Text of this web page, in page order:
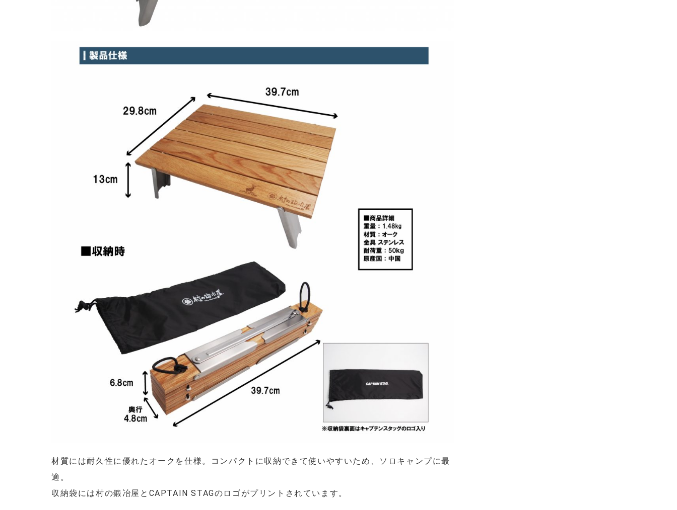
材質には耐久性に優れたオークを仕様。コンパクトに収納できて使いやすいため、ソロキャンプに最
適。
収納袋には村の鍛冶屋とCAPTAIN STAGのロゴがプリントされています。